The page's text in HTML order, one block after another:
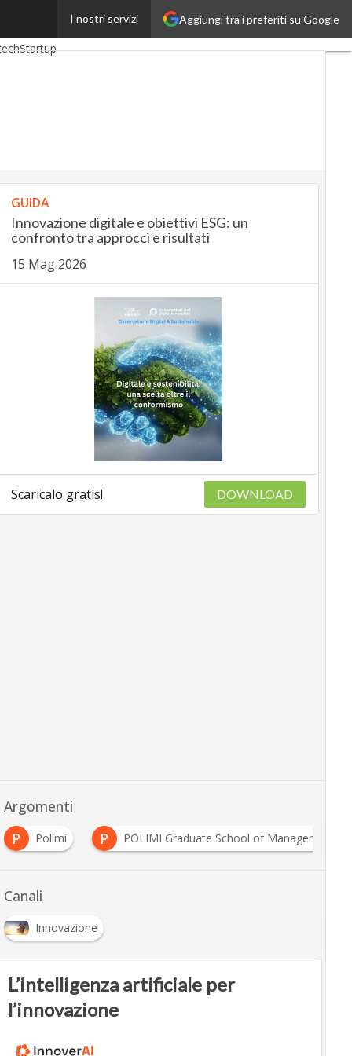
Aggiungi tra i preferiti su Google
I nostri servizi
InsuranceUp
Startup
GUIDA
Innovazione digitale e obiettivi ESG: un
confronto tra approcci e risultati
15 Mag 2026
Scaricalo gratis! DOWNLOAD
Argomenti
P Polimi P POLIMI Graduate School of Management
Canali
Innovazione
L’intelligenza artificiale per
l’innovazione